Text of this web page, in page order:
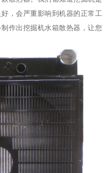
，会严重影响到机器的正常工
作出挖掘机水箱散热器，让您